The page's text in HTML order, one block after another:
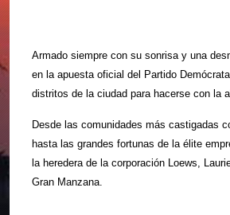
Armado siempre con su sonrisa y una
en la apuesta oficial del Partido
distritos de la ciudad para hacerse con la
Desde las comunidades más castigadas
hasta las grandes fortunas de la élite
la heredera de la corporación Loews,
Gran Manzana.